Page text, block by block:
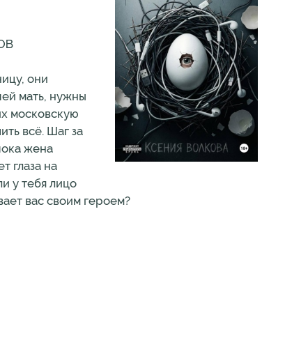
они
мать, нужны
московскую
всё. Шаг за
жена
глаза на
у тебя лицо
вас своим героем?